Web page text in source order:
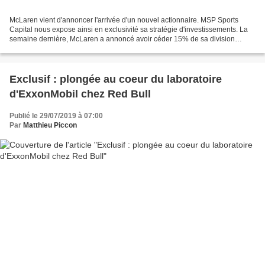
McLaren vient d'annoncer l'arrivée d'un nouvel actionnaire. MSP Sports
Capital nous expose ainsi en exclusivité sa stratégie d'investissements. La
semaine dernière, McLaren a annoncé avoir céder 15% de sa division
Exclusif : plongée au coeur du laboratoire
d'ExxonMobil chez Red Bull
Publié le 29/07/2019 à 07:00
Par Matthieu Piccon